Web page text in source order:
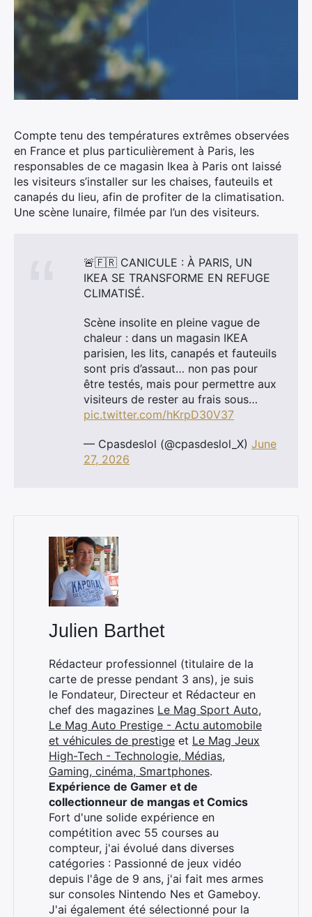
Compte tenu des températures extrêmes observées
en France et plus particulièrement à Paris, les
responsables de ce magasin Ikea à Paris ont laissé
les visiteurs s’installer sur les chaises, fauteuils et
canapés du lieu, afin de profiter de la climatisation.
Une scène lunaire, filmée par l’un des visiteurs.
🚨🇫🇷 CANICULE : À PARIS, UN
IKEA SE TRANSFORME EN REFUGE
CLIMATISÉ.
Scène insolite en pleine vague de
chaleur : dans un magasin IKEA
parisien, les lits, canapés et fauteuils
sont pris d’assaut… non pas pour
être testés, mais pour permettre aux
visiteurs de rester au frais sous…
pic.twitter.com/hKrpD30V37
— Cpasdeslol (@cpasdeslol_X) June
27, 2026
Julien Barthet
Rédacteur professionnel (titulaire de la
carte de presse pendant 3 ans), je suis
le Fondateur, Directeur et Rédacteur en
chef des magazines Le Mag Sport Auto,
Le Mag Auto Prestige - Actu automobile
et véhicules de prestige et Le Mag Jeux
High-Tech - Technologie, Médias,
Gaming, cinéma, Smartphones.
Expérience de Gamer et de
collectionneur de mangas et Comics
Fort d'une solide expérience en
compétition avec 55 courses au
compteur, j'ai évolué dans diverses
catégories : Passionné de jeux vidéo
depuis l'âge de 9 ans, j'ai fait mes armes
sur consoles Nintendo Nes et Gameboy.
J'ai également été sélectionné pour la
Rechercher